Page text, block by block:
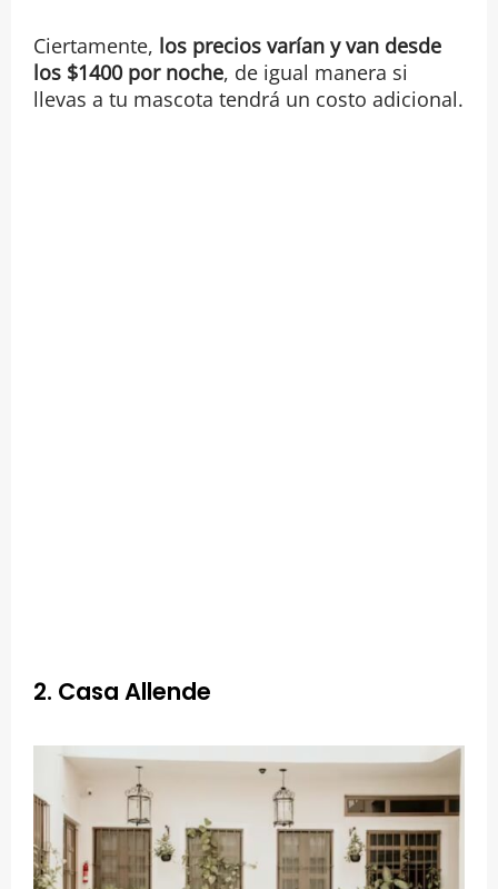
Ciertamente, los precios varían y van desde
los $1400 por noche, de igual manera si
llevas a tu mascota tendrá un costo adicional.
2. Casa Allende